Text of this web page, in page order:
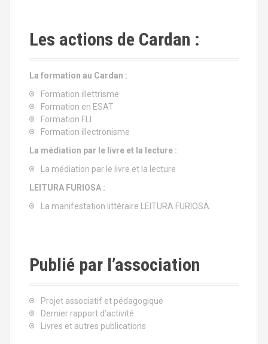
Les actions de Cardan :
La formation au Cardan :
Formation illettrisme
Formation en ESAT
Formation FLI
Formation illectronisme
La médiation par le livre et la lecture :
La médiation par le livre et la lecture
LEITURA FURIOSA :
La manifestation littéraire LEITURA FURIOSA
Publié par l’association
Projet associatif et pédagogique
Dernier rapport d’activité
Livres et autres publications